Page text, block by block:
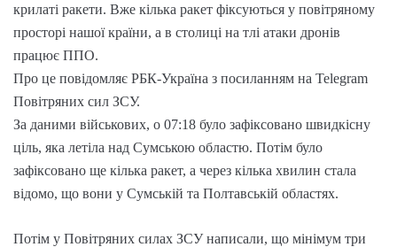
крилаті ракети. Вже кілька ракет фіксуються у повітряному
просторі нашої країни, а в столиці на тлі атаки дронів
працює ППО.
Про це повідомляє РБК-Україна з посиланням на Telegram
Повітряних сил ЗСУ.
За даними військових, о 07:18 було зафіксовано швидкісну
ціль, яка летіла над Сумською областю. Потім було
зафіксовано ще кілька ракет, а через кілька хвилин стала
відомо, що вони у Сумській та Полтавській областях.
Потім у Повітряних силах ЗСУ написали, що мінімум три